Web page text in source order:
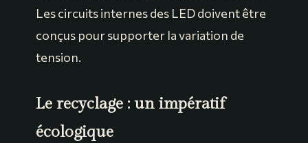
Les circuits internes des LED doivent être
conçus pour supporter la variation de
tension.
Le recyclage : un impératif
écologique